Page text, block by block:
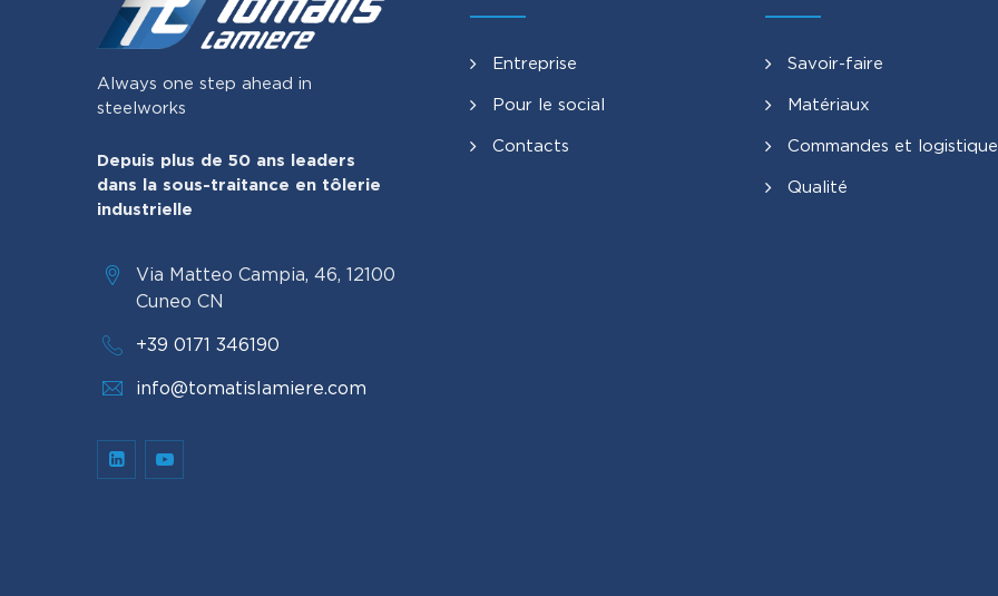
Always one step ahead in
steelworks
Depuis plus de 50 ans leaders
dans la sous-traitance en tôlerie
industrielle
Via Matteo Campia, 46, 12100
Cuneo CN
+39 0171 346190
info@tomatislamiere.com
Entreprise
Pour le social
Contacts
Savoir-faire
Matériaux
Commandes et logistique
Qualité